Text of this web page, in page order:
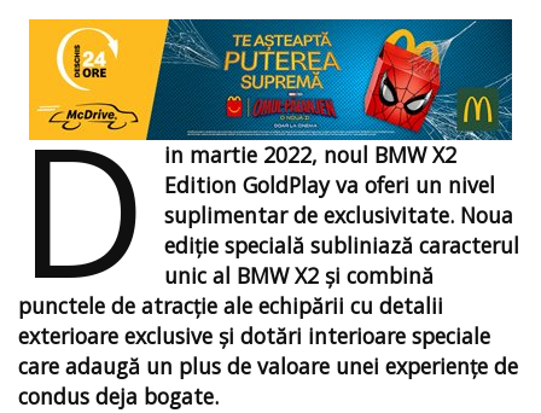
D
in martie 2022, noul BMW X2
Edition GoldPlay va oferi un nivel
suplimentar de exclusivitate. Noua
ediţie specială subliniază caracterul
unic al BMW X2 şi combină
punctele de atracţie ale echipării cu detalii
exterioare exclusive şi dotări interioare speciale
care adaugă un plus de valoare unei experiențe de
condus deja bogate.